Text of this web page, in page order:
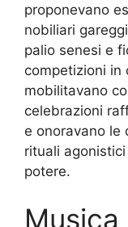
proponevano
nobiliari
palio senesi e
competizioni in
mobilitavano
celebrazioni
e onoravano le
rituali
potere.